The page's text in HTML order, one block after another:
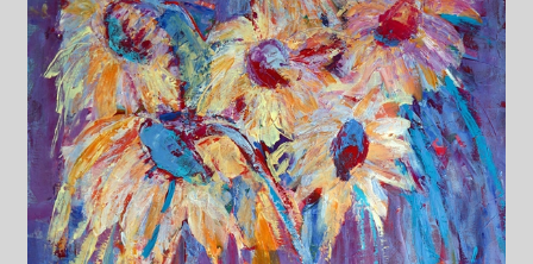
Kwiaty
Pejzaż
Obrazy abstrakcyjne
Tarot